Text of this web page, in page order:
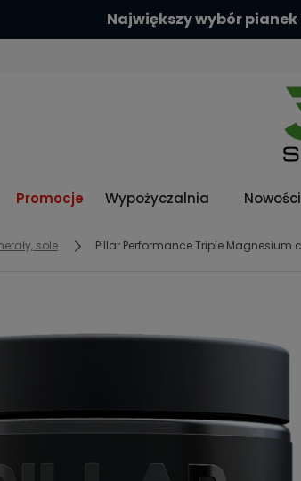
Promocje Wypożyczalnia Nowości
sole Pillar Performance Triple Magnesium